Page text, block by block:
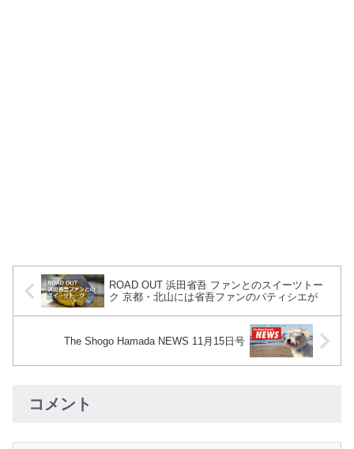
ROAD OUT 浜田省吾 ファンとのスイーツトー
ク 京都・北山には省吾ファンのパティシエが
The Shogo Hamada NEWS 11月15日号
コメント